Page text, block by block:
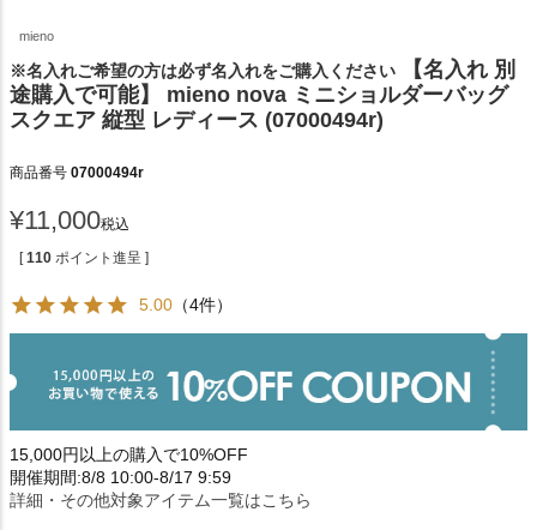
mieno
※名入れご希望の方は必ず名入れをご購入ください
【名入れ 別
途購入で可能】 mieno nova ミニショルダーバッグ
スクエア 縦型 レディース (07000494r)
商品番号 07000494r
¥11,000税込
[ 110 ポイント進呈 ]
5.00 （4件）
15,000円以上の購入で10%OFF
開催期間:8/8 10:00-8/17 9:59
詳細・その他対象アイテム一覧はこちら